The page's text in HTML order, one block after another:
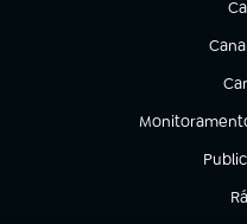
(abre
(abre em nova
(abre